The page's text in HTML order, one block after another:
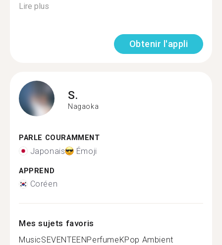
Lire plus
Obtenir l'appli
S.
Nagaoka
PARLE COURAMMENT
Japonais Émoji
APPREND
Coréen
Mes sujets favoris
MusicSEVENTEENPerfumeKPop Ambient